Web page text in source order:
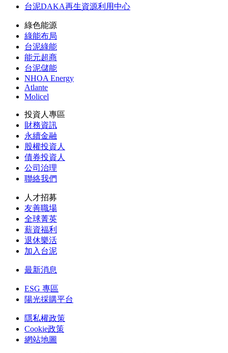
台泥DAKA再生資源利用中心
綠色能源
綠能布局
台泥綠能
能元超商
台泥儲能
NHOA Energy
Atlante
Molicel
投資人專區
財務資訊
永續金融
股權投資人
債券投資人
公司治理
聯絡我們
人才招募
友善職場
全球菁英
薪資福利
退休樂活
加入台泥
最新消息
ESG 專區
陽光採購平台
隱私權政策
Cookie政策
網站地圖